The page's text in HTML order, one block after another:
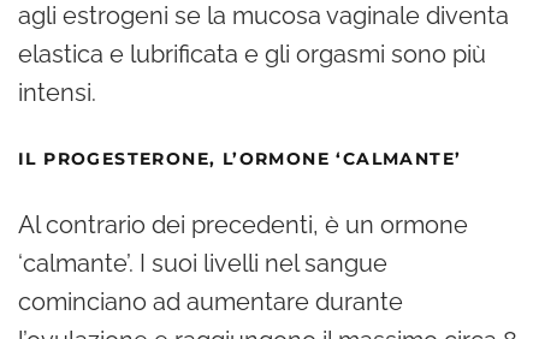
agli estrogeni se la mucosa vaginale diventa
elastica e lubrificata e gli orgasmi sono più
intensi.
IL PROGESTERONE, L’ORMONE ‘CALMANTE’
Al contrario dei precedenti, è un ormone
‘calmante’. I suoi livelli nel sangue
cominciano ad aumentare durante